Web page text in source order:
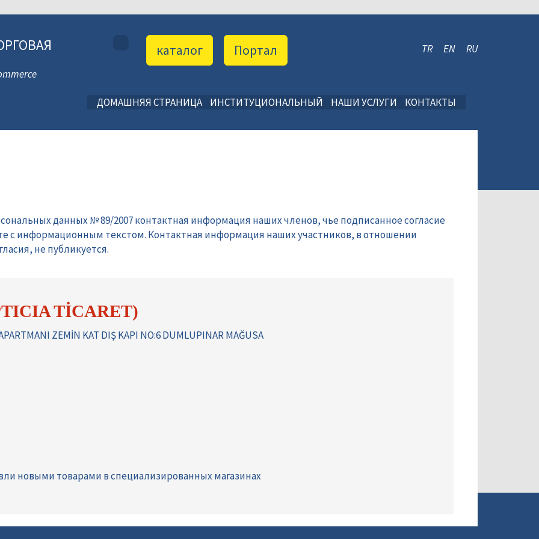
TR EN RU
Портал
каталог
ДОМАШНЯЯ СТРАНИЦА ИНСТИТУЦИОНАЛЬНЫЙ НАШИ УСЛУГИ КОНТАКТЫ
данных № 89/2007 контактная информация наших членов, чье подписанное согласие
с информационным текстом. Контактная информация наших участников, в отношении
не публикуется.
TİCARET)
ZEMİN KAT DIŞ KAPI NO:6 DUMLUPINAR MAĞUSA
новыми товарами в специализированных магазинах